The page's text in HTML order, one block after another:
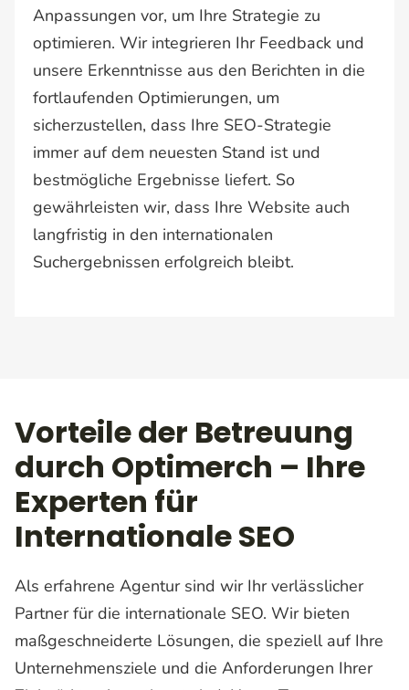
Anpassungen vor, um Ihre Strategie zu
optimieren. Wir integrieren Ihr Feedback und
unsere Erkenntnisse aus den Berichten in die
fortlaufenden Optimierungen, um
sicherzustellen, dass Ihre SEO-Strategie
immer auf dem neuesten Stand ist und
bestmögliche Ergebnisse liefert. So
gewährleisten wir, dass Ihre Website auch
langfristig in den internationalen
Suchergebnissen erfolgreich bleibt.
Vorteile der Betreuung
durch Optimerch – Ihre
Experten für
Internationale SEO
Als erfahrene Agentur sind wir Ihr verlässlicher
Partner für die internationale SEO. Wir bieten
maßgeschneiderte Lösungen, die speziell auf Ihre
Unternehmensziele und die Anforderungen Ihrer